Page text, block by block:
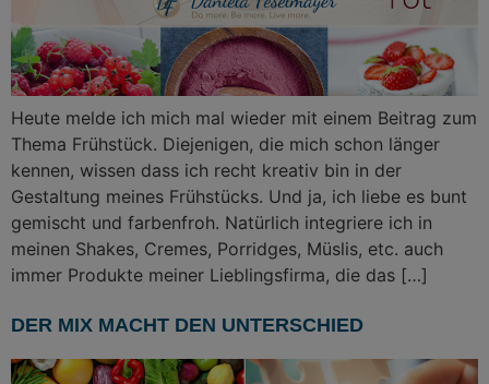
Heute melde ich mich mal wieder mit einem Beitrag zum
Thema Frühstück. Diejenigen, die mich schon länger
kennen, wissen dass ich recht kreativ bin in der
Gestaltung meines Frühstücks. Und ja, ich liebe es bunt
gemischt und farbenfroh. Natürlich integriere ich in
meinen Shakes, Cremes, Porridges, Müslis, etc. auch
immer Produkte meiner Lieblingsfirma, die das […]
DER MIX MACHT DEN UNTERSCHIED